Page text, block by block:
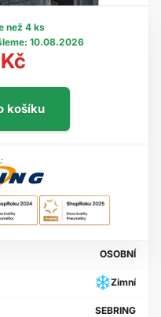
OSOBNÍ
Zimní
SEBRING
než 4 ks
10.08.2026